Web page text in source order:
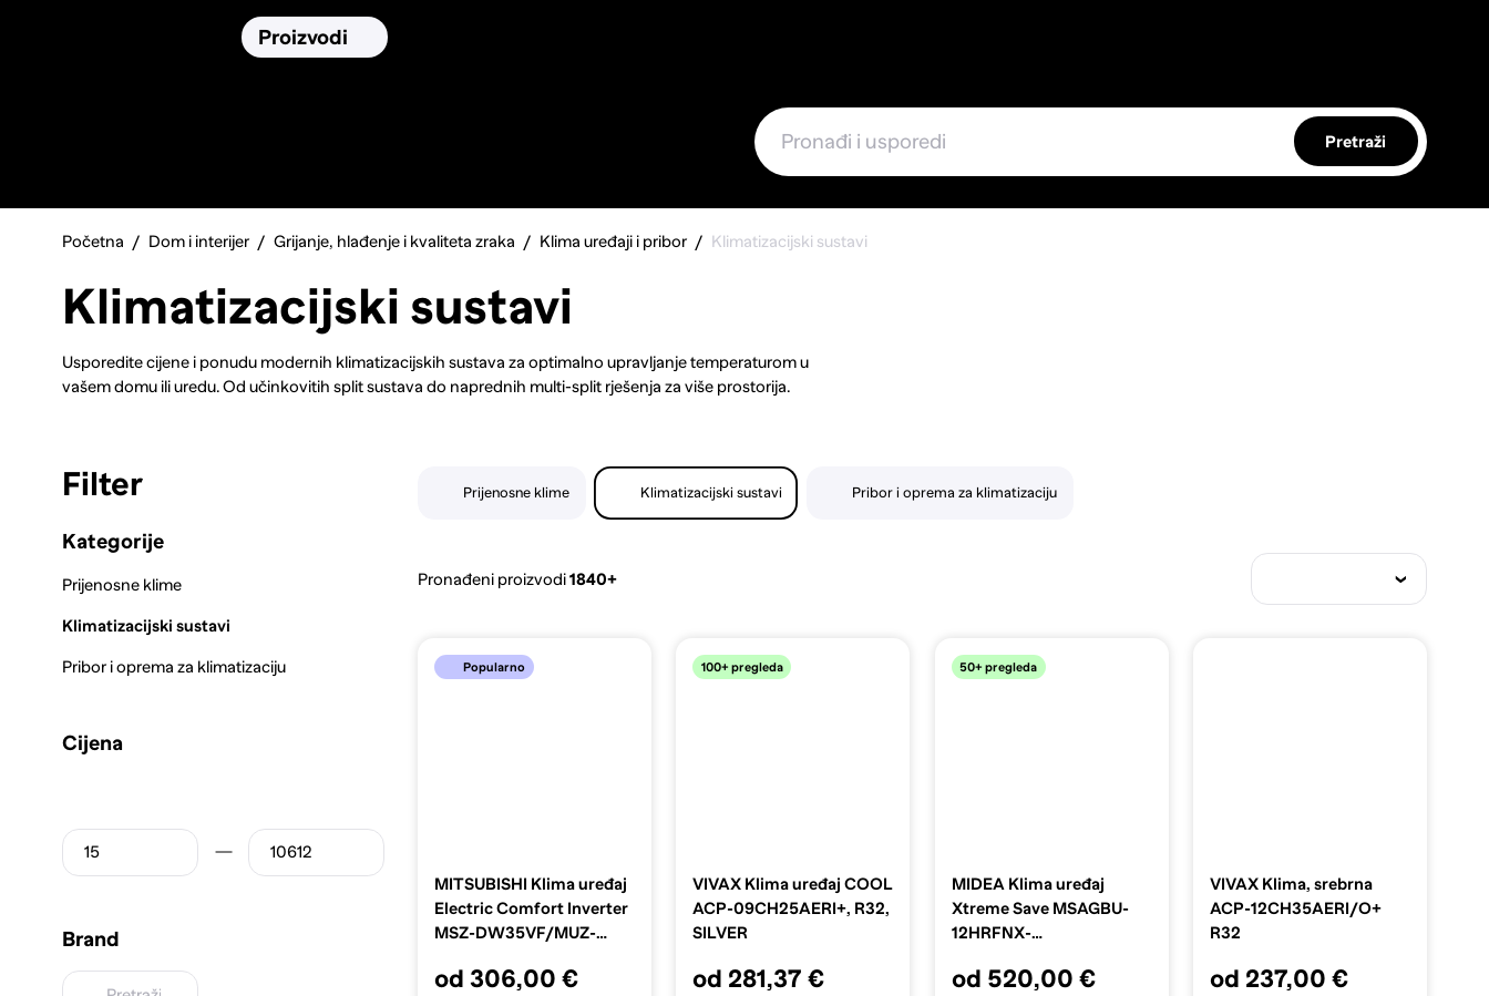
Proizvodi
Pretraži
Početna Dom i interijer Grijanje, hlađenje i kvaliteta zraka Klima uređaji i pribor Klimatizacijski sustavi
Klimatizacijski sustavi
Usporedite cijene i ponudu modernih klimatizacijskih sustava za optimalno upravljanje temperaturom u
vašem domu ili uredu. Od učinkovitih split sustava do naprednih multi-split rješenja za više prostorija.
za prilagodbu rada. Bez obzira tražite li rješenje za mali stan ili veliku kuću, pronađite idealan klimatizacijski
Filter
Kategorije
Prijenosne klime
Klimatizacijski sustavi
Pribor i oprema za klimatizaciju
Cijena
Brand
Prijenosne klime Klimatizacijski sustavi Pribor i oprema za klimatizaciju
Pronađeni proizvodi1840+
Popularno
MITSUBISHI Klima uređaj
Electric Comfort Inverter
MSZ-DW35VF/MUZ-
od 306,00 €
100+ pregleda
VIVAX Klima uređaj COOL
ACP-09CH25AERI+, R32,
SILVER
od 281,37 €
50+ pregleda
MIDEA Klima uređaj
Xtreme Save MSAGBU-
12HRFNX-
12HFN8-QRDOGW
od 520,00 €
VIVAX Klima, srebrna
ACP-12CH35AERI/O+
R32
od 237,00 €